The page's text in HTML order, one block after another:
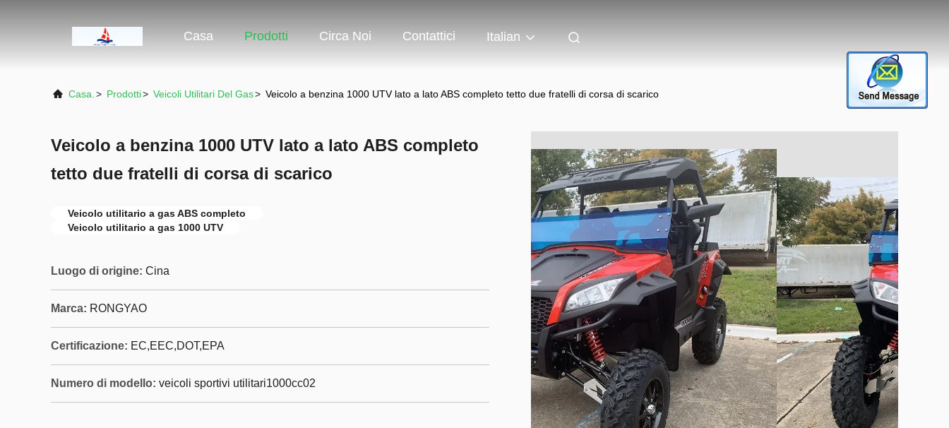
Casa Prodotti Circa Noi Contattici Italian
Casa. > Prodotti> Veicoli Utilitari Del Gas> Veicolo a benzina 1000 UTV lato a lato ABS completo tetto due fratelli di corsa di scarico
Veicolo a benzina 1000 UTV lato a lato ABS completo
tetto due fratelli di corsa di scarico
Veicolo utilitario a gas ABS completo
Veicolo utilitario a gas 1000 UTV
Luogo di origine: Cina
Marca: RONGYAO
Certificazione: EC,EEC,DOT,EPA
Numero di modello: veicoli sportivi utilitari1000cc02